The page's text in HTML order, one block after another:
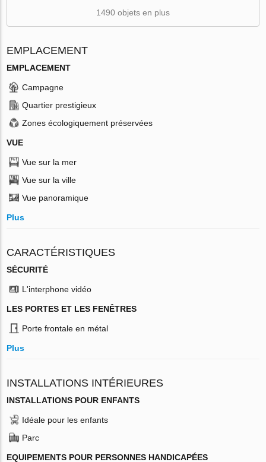
1490 objets en plus
EMPLACEMENT
EMPLACEMENT
Campagne
Quartier prestigieux
Zones écologiquement préservées
VUE
Vue sur la mer
Vue sur la ville
Vue panoramique
Plus
CARACTÉRISTIQUES
SÉCURITÉ
L'interphone vidéo
LES PORTES ET LES FENÊTRES
Porte frontale en métal
Plus
INSTALLATIONS INTÉRIEURES
INSTALLATIONS POUR ENFANTS
Idéale pour les enfants
Parc
EQUIPEMENTS POUR PERSONNES HANDICAPÉES